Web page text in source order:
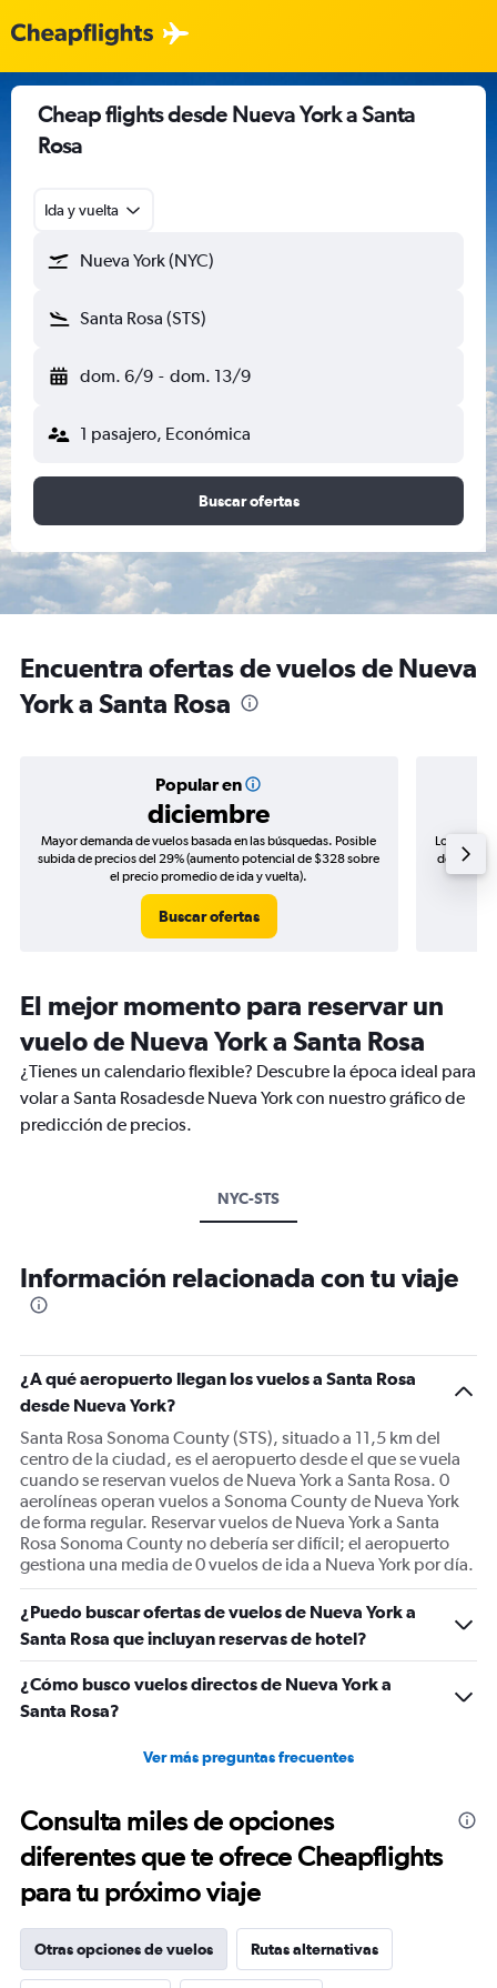
Cheap flights desde Nueva York a Santa
Rosa
Ida y vuelta
Nueva York (NYC)
Santa Rosa (STS)
dom. 6/9 - dom. 13/9
1 pasajero, Económica
Buscar ofertas
Encuentra ofertas de vuelos de Nueva
York a Santa Rosa
Popular en
diciembre
Mayor demanda de vuelos basada en las búsquedas. Posible
subida de precios del 29% (aumento potencial de $328 sobre
el precio promedio de ida y vuelta).
Buscar ofertas
Los
de
El mejor momento para reservar un
vuelo de Nueva York a Santa Rosa
¿Tienes un calendario flexible? Descubre la época ideal para
volar a Santa Rosadesde Nueva York con nuestro gráfico de
predicción de precios.
NYC-STS
Información relacionada con tu viaje
¿A qué aeropuerto llegan los vuelos a Santa Rosa
desde Nueva York?
Santa Rosa Sonoma County (STS), situado a 11,5 km del
centro de la ciudad, es el aeropuerto desde el que se vuela
cuando se reservan vuelos de Nueva York a Santa Rosa. 0
aerolíneas operan vuelos a Sonoma County de Nueva York
de forma regular. Reservar vuelos de Nueva York a Santa
Rosa Sonoma County no debería ser difícil; el aeropuerto
gestiona una media de 0 vuelos de ida a Nueva York por día.
¿Puedo buscar ofertas de vuelos de Nueva York a
Santa Rosa que incluyan reservas de hotel?
¿Cómo busco vuelos directos de Nueva York a
Santa Rosa?
Ver más preguntas frecuentes
Consulta miles de opciones
diferentes que te ofrece Cheapflights
para tu próximo viaje
Otras opciones de vuelos Rutas alternativas